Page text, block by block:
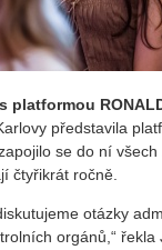
platformou
představila
se do ní
čtyřikrát ročně.
otázky
orgánů,“